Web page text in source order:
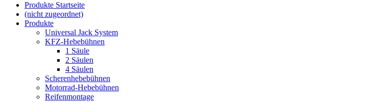
Produkte Startseite
(nicht zugeordnet)
Produkte
Universal Jack System
KFZ-Hebebühnen
1 Säule
2 Säulen
4 Säulen
Scherenhebebühnen
Motorrad-Hebebühnen
Reifenmontage